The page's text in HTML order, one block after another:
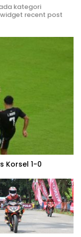
kategori
recent post
Korsel 1-0